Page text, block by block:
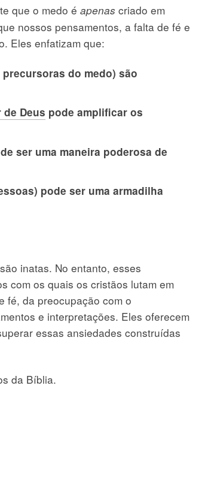
que o medo é apenas criado em
nossos pensamentos, a falta de fé e
Eles enfatizam que:
do medo) são
de Deus pode amplificar os
ser uma maneira poderosa de
pode ser uma armadilha
inatas. No entanto, esses
com os quais os cristãos lutam em
fé, da preocupação com o
e interpretações. Eles oferecem
essas ansiedades construídas
da Bíblia.